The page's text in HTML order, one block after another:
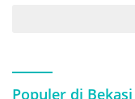
Populer di Bekasi